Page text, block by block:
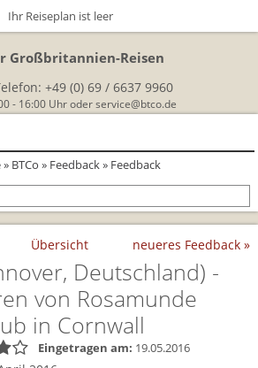
Großbritannien-Reisen
+49 (0) 69 / 6637 9960
- 16:00 Uhr oderservice@btco.de
durch die Highland Saga
» BTCo » Feedback» Feedback
Ihr Reiseplan ist leer
Übersicht neueres Feedback »
Deutschland) -
von Rosamunde
in Cornwall
Eingetragen am: 19.05.2016